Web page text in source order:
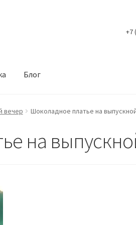
+7
Блог
вечер Шоколадное платье на
на